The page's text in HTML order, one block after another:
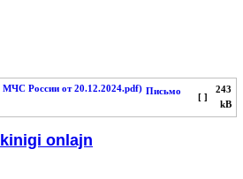
Письмо
[ ]
243
kB
kinigi onlajn